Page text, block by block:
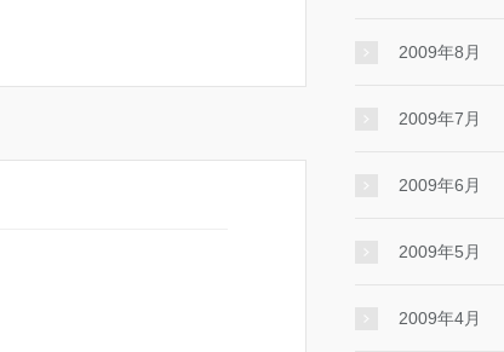
2009年8月
2009年7月
2009年6月
2009年5月
2009年4月